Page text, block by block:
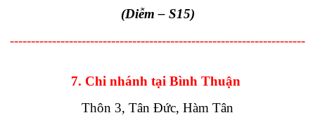
(Diễm – S15)
----------------------------------------------------------------------
7. Chi nhánh tại Bình Thuận
Thôn 3, Tân Đức, Hàm Tân